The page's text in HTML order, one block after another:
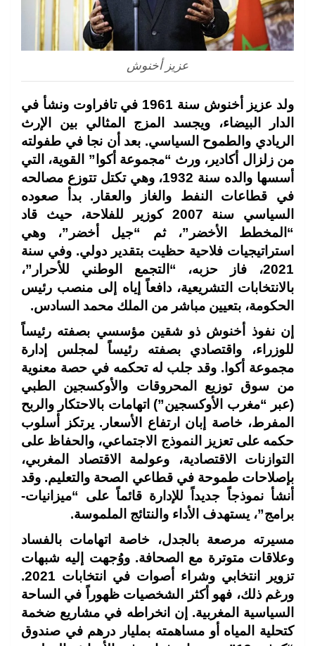
عزيز أخنوش
ولد عزيز أخنوش سنة 1961 في تافراوت ونشأ في
الدار البيضاء، ويجسد المزج المثالي بين الإرث
الريادي والطموح السياسي. بعد أن نجا في طفولته
من زلزال أكادير، ورث “مجموعة أكوا” القوية، التي
أسسها والده سنة 1932، وهي تكتل تتوزع مصالحه
في قطاعات النفط والغاز والعقار. بدأ صعوده
السياسي سنة 2007 كوزير للفلاحة، حيث قاد
“المخطط الأخضر”، ثم “جيل أخضر”، وهي
استراتيجيات فلاحية حظيت بتقدير دولي. وفي سنة
2021، فاز حزبه، “التجمع الوطني للأحرار”،
بالانتخابات التشريعية، دافعاً إياه إلى منصب رئيس
الحكومة، بتعيين مباشر من الملك محمد السادس.
إن نفوذ أخنوش ذو شقين مؤسسي بصفته رئيساً
للوزراء، واقتصادي بصفته رئيساً لمجلس إدارة
مجموعة أكوا. وقد جلب له تحكمه في حصة معنوية
من سوق توزيع المحروقات والأوكسجين الطبي
(عبر “مغرب الأوكسجين”) اتهامات بالاحتكار والربح
المفرط، خاصة إبان ارتفاع الأسعار. يرتكز أسلوب
حكمه على تعزيز النموذج الاجتماعي، والحفاظ على
التوازنات الاقتصادية، وعولمة الاقتصاد المغربي،
بإصلاحات طموحة في قطاعي الصحة والتعليم. وقد
أنشأ نموذجاً جديداً للإدارة قائماً على “ميزانيات-
برامج”، يستهدف الأداء والنتائج الملموسة.
مسيرته مرصعة بالجدل، خاصة اتهامات بالفساد
وعلاقات متوترة مع الصحافة. ووُجهت إليه شبهات
تزوير انتخابي وشراء أصوات في انتخابات 2021.
ورغم ذلك، فهو أكثر الشخصيات ظهوراً في الساحة
السياسية المغربية. إن انخراطه في مشاريع ضخمة
كتحلية المياه أو مساهمته بمليار درهم في صندوق